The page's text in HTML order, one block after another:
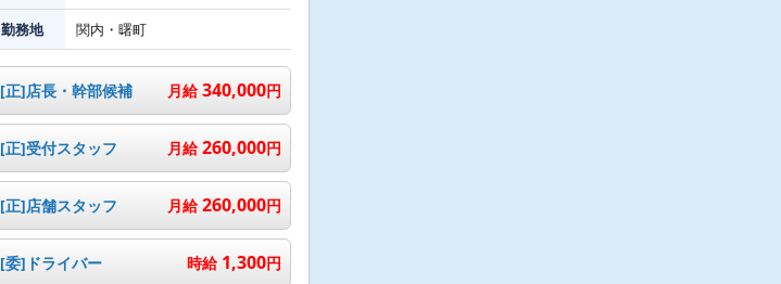
勤務地 関内・曙町
[正]店長・幹部候補 月給340,000円
[正]受付スタッフ 月給260,000円
[正]店舗スタッフ 月給260,000円
[委]ドライバー 時給 1,300円